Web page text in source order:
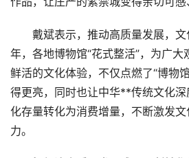
戴斌表示，推动高质量发展，文
年，各地博物馆“花式整活”，为广大
鲜活的文化体验，不仅点燃了“博物
得更亮，同时也让中华**传统文化
化存量转化为消费增量，不断激发
力。